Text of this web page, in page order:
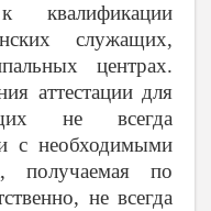
квалификации
служащих,
центрах.
аттестации для
не всегда
с необходимыми
получаемая по
не всегда